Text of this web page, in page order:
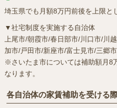
埼玉県でも月額8万円前後を上限と
▼社宅制度を実施する自治体
上尾市/朝霞市/春日部市/川口市/川
加市/戸田市/新座市/富士見市/三郷
※さいたま市については補助額月8
なります。
各自治体の家賃補助を受ける